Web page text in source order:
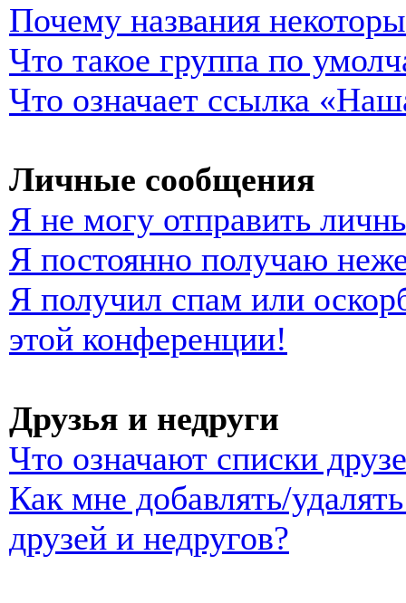
Почему названия
Что такое группа по
Что означает ссылка
Личные сообщения
Я не могу отправить
Я постоянно получаю
Я получил спам или
этой конференции!
Друзья и недруги
Что означают списки
Как мне добавлять/
друзей и недругов?